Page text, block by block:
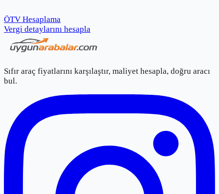
ÖTV Hesaplama
Vergi detaylarını hesapla
Sıfır araç fiyatlarını karşılaştır, maliyet hesapla, doğru aracı
bul.